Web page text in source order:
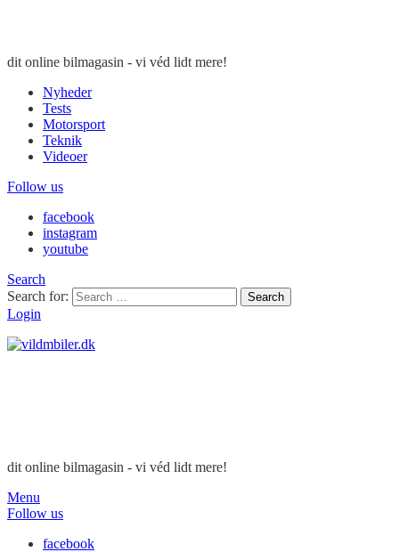
dit online bilmagasin - vi véd lidt mere!
Nyheder
Tests
Motorsport
Teknik
Videoer
Follow us
facebook
instagram
youtube
Search
Search for:
Search
Login
dit online bilmagasin - vi véd lidt mere!
Menu
Follow us
facebook